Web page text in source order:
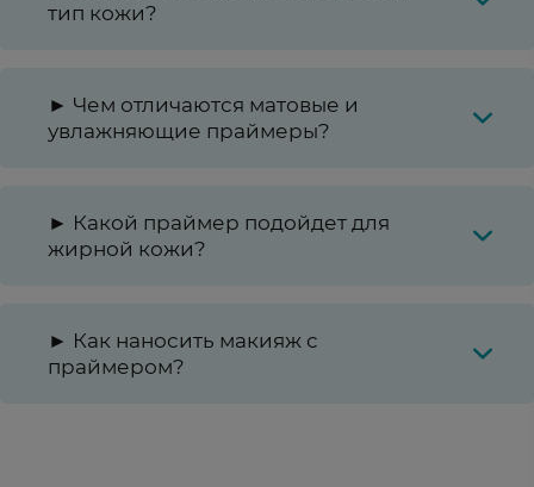
тип кожи?
► Чем отличаются матовые и
увлажняющие праймеры?
► Какой праймер подойдет для
жирной кожи?
► Как наносить макияж с
праймером?